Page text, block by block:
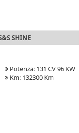
SHINE
Potenza: 131 CV 96 KW
Km: 132300 Km